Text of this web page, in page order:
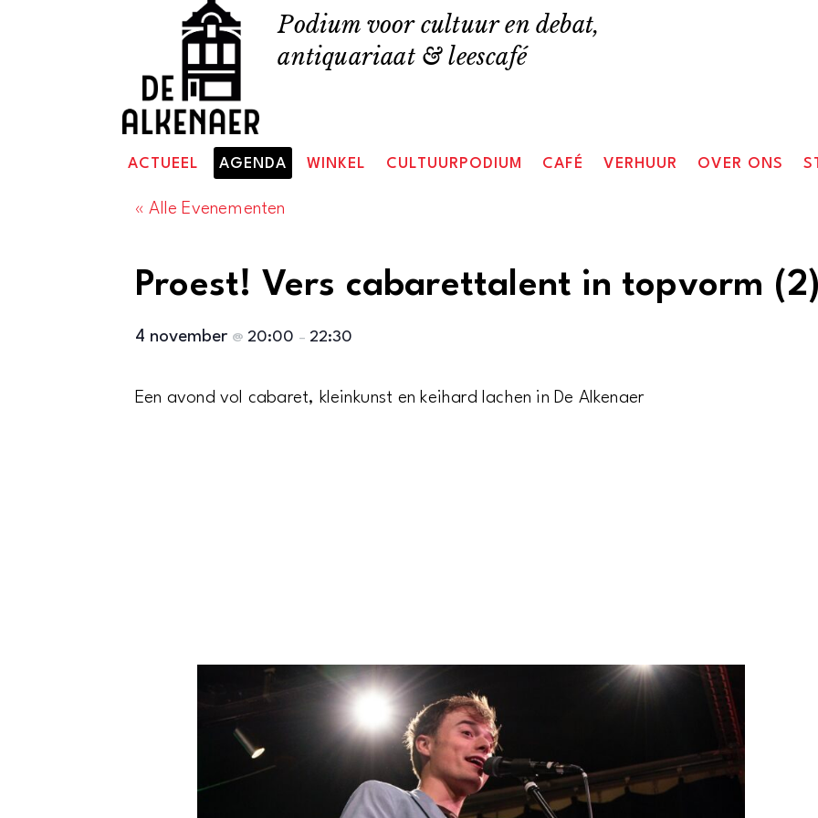
Podium voor cultuur en debat,
antiquariaat & leescafé
ACTUEEL AGENDA WINKEL CULTUURPODIUM CAFÉ VERHUUR OVER ONS
« Alle Evenementen
Proest! Vers cabarettalent in topvorm (2)
Een avond vol cabaret, kleinkunst en keihard lachen in De Alkenaer
4 november @ 20:00 – 22:30